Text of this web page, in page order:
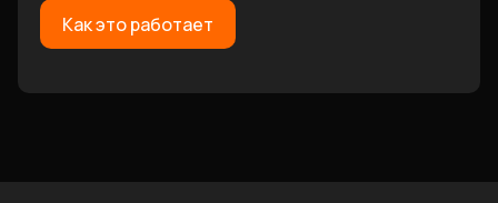
Как это работает